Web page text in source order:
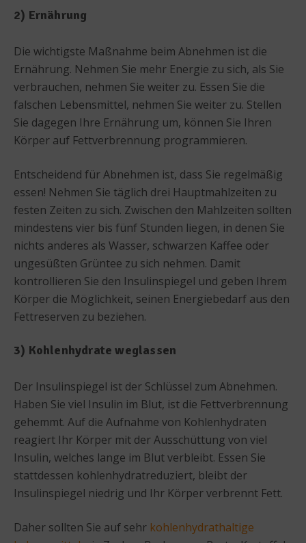
2) Ernährung
Die wichtigste Maßnahme beim Abnehmen ist die
Ernährung. Nehmen Sie mehr Energie zu sich, als Sie
verbrauchen, nehmen Sie weiter zu. Essen Sie die
falschen Lebensmittel, nehmen Sie weiter zu. Stellen
Sie dagegen Ihre Ernährung um, können Sie Ihren
Körper auf Fettverbrennung programmieren.
Entscheidend für Abnehmen ist, dass Sie regelmäßig
essen! Nehmen Sie täglich drei Hauptmahlzeiten zu
festen Zeiten zu sich. Zwischen den Mahlzeiten sollten
mindestens vier bis fünf Stunden liegen, in denen Sie
nichts anderes als Wasser, schwarzen Kaffee oder
ungesüßten Grüntee zu sich nehmen. Damit
kontrollieren Sie den Insulinspiegel und geben Ihrem
Körper die Möglichkeit, seinen Energiebedarf aus den
Fettreserven zu beziehen.
3) Kohlenhydrate weglassen
Der Insulinspiegel ist der Schlüssel zum Abnehmen.
Haben Sie viel Insulin im Blut, ist die Fettverbrennung
gehemmt. Auf die Aufnahme von Kohlenhydraten
reagiert Ihr Körper mit der Ausschüttung von viel
Insulin, welches lange im Blut verbleibt. Essen Sie
stattdessen kohlenhydratreduziert, bleibt der
Insulinspiegel niedrig und Ihr Körper verbrennt Fett.
Daher sollten Sie auf sehr kohlenhydrathaltige